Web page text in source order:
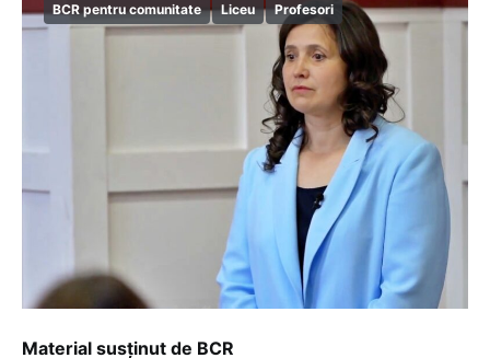
BCR pentru comunitate Liceu Profesori
Material susținut de BCR